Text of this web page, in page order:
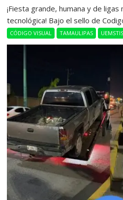
​¡Fiesta grande, humana y de
tecnológica! Bajo el sello de
CÓDIGO VISUAL TAMAULIPAS UEMSTIS